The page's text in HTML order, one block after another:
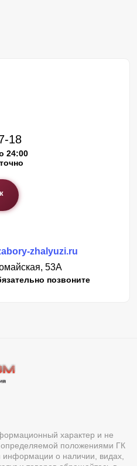
18
24:00
zhalyuzi.ru
53А
позвоните
характер и не
положениями ГК
о наличии, видах,